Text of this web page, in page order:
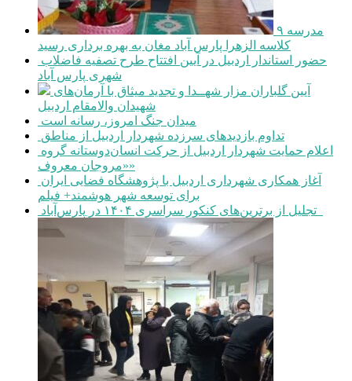
کلاسه الزهرا پارس آباد مغان به بهره برداری رسید
شهری پارس آباد
شهیدان والامقام اردبیل
میدان جنگ امروز، رسانه است
تداوم بازدیدهای سرزده شهردار اردبیل از مناطق
«مروجان معروف»
برای توسعه شهر هوشمند+ فیلم